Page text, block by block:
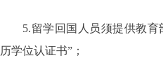
5.留学回国人员须提供教
历学位认证书”；